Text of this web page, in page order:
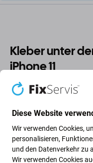
Kleber unter
iPhone 11
Wenn Sie Ihr Gerät
brauchen, damit Ihr
Qualität der Ersatzteile
Diese Website
Wir verwenden Cookies,
personalisieren,
und den Datenverkehr zu
Wir verwenden Cookies